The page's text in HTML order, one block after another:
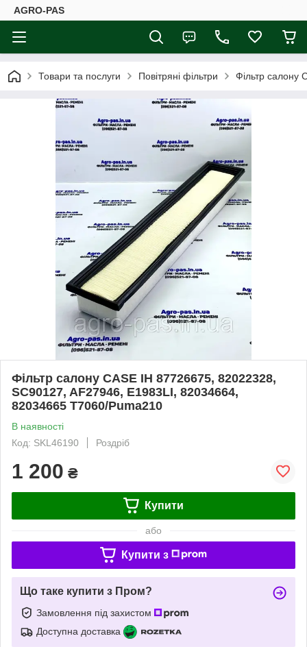
AGRO-PAS
Товари та послуги Повітряні фільтри Фільтр салону
Фільтр салону CASE IH 87726675, 82022328,
SC90127, AF27946, E1983LI, 82034664,
82034665 T7060/Puma210
В наявності
Код: SKL46190
Роздріб
1 200 ₴
Купити
або
Купити з
Що таке купити з Пром?
Замовлення під захистом
Доступна доставка